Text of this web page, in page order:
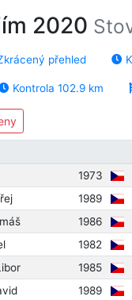
2020
přehled
Kontrola 102.9 km
1973
1989
1986
1982
1985
1989